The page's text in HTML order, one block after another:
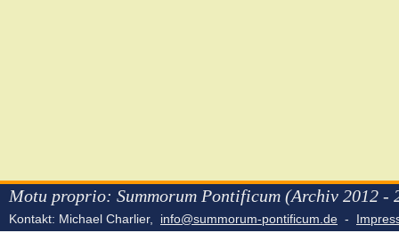
Motu proprio: Summorum Pontificum (Archiv 2012 -
Kontakt: Michael Charlier, info@summorum-pontificum.de -